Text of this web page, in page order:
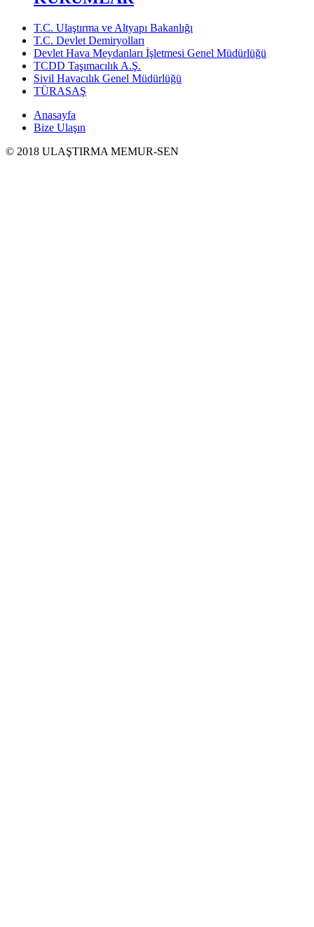
T.C. Ulaştırma ve Altyapı Bakanlığı
T.C. Devlet Demiryolları
Devlet Hava Meydanları İşletmesi Genel Müdürlüğü
TCDD Taşımacılık A.Ş.
Sivil Havacılık Genel Müdürlüğü
TÜRASAŞ
Anasayfa
Bize Ulaşın
© 2018 ULAŞTIRMA MEMUR-SEN